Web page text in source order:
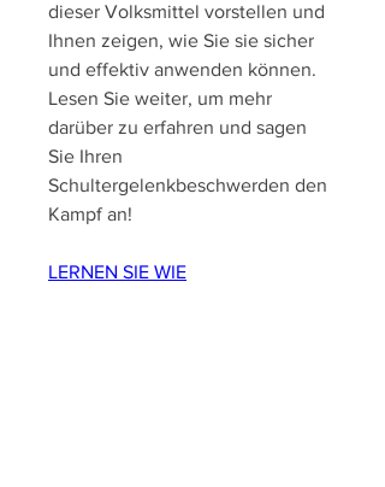
dieser Volksmittel vorstellen und
Ihnen zeigen, wie Sie sie sicher
und effektiv anwenden können.
Lesen Sie weiter, um mehr
darüber zu erfahren und sagen
Sie Ihren
Schultergelenkbeschwerden den
Kampf an!
LERNEN SIE WIE